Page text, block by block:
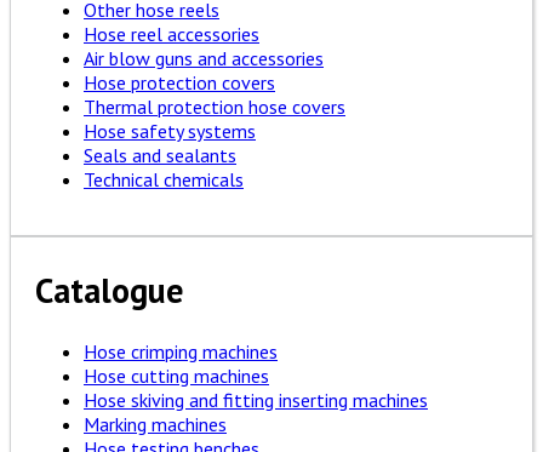
Other hose reels
Hose reel accessories
Air blow guns and accessories
Hose protection covers
Thermal protection hose covers
Hose safety systems
Seals and sealants
Technical chemicals
Catalogue
Hose crimping machines
Hose cutting machines
Hose skiving and fitting inserting machines
Marking machines